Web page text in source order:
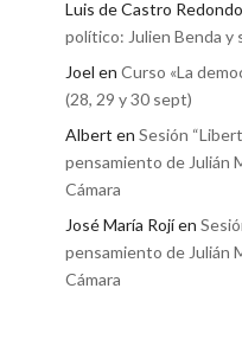
Luis de Castro Redondo
político: Julien Benda y
Joel en Curso «La
(28, 29 y 30 sept)
Albert en Sesión
pensamiento de Julián
Cámara
José María Rojíen
pensamiento de Julián
Cámara